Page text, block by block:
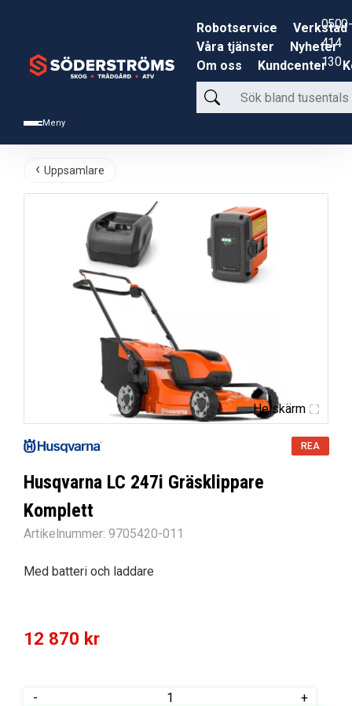
Meny
Robotservice
Verkstad
Våra tjänster
Nyheter
Om oss
Kundcenter
Sök
bland
produkter
0500-
414
130
Uppsamlare
Helskärm
REA
Husqvarna LC 247i Gräsklippare
Komplett
Artikelnummer: 9705420-011
Med batteri och laddare
12 870 kr
-
Husqvarna
+